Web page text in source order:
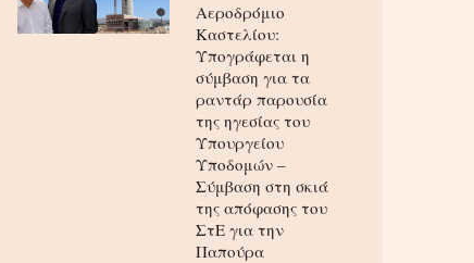
Αεροδρόμιο
Καστελίου:
Υπογράφεται η
σύμβαση για τα
ραντάρ παρουσία
της ηγεσίας του
Υπουργείου
Υποδομών –
Σύμβαση στη σκιά
της απόφασης του
ΣτΕ για την
Παπούρα